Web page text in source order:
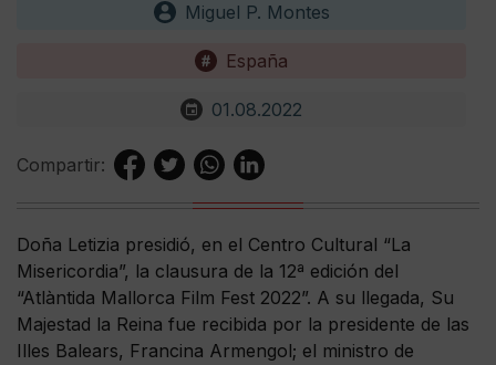
Miguel P. Montes
España
01.08.2022
Compartir:
Doña Letizia presidió, en el Centro Cultural “La
Misericordia”, la clausura de la 12ª edición del
“Atlàntida Mallorca Film Fest 2022”. A su llegada, Su
Majestad la Reina fue recibida por la presidente de las
Illes Balears, Francina Armengol; el ministro de